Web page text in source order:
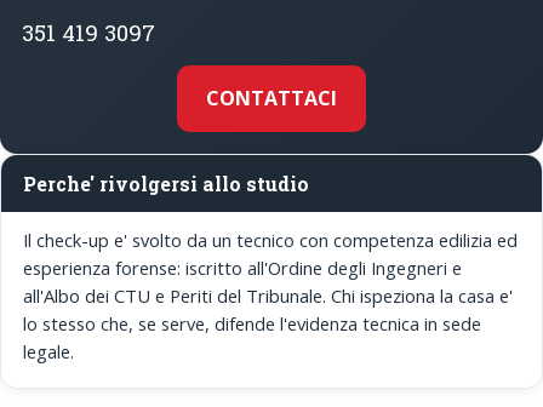
351 419 3097
CONTATTACI
Perche' rivolgersi allo studio
Il check-up e' svolto da un tecnico con competenza edilizia ed
esperienza forense: iscritto all'Ordine degli Ingegneri e
all'Albo dei CTU e Periti del Tribunale. Chi ispeziona la casa e'
lo stesso che, se serve, difende l'evidenza tecnica in sede
legale.